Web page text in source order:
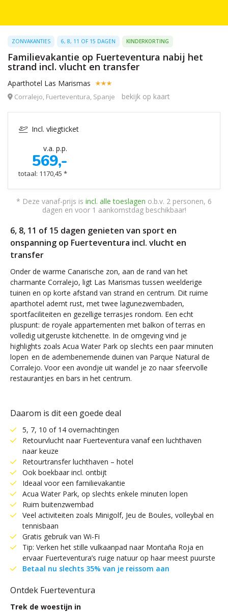
ZONVAKANTIES 6, 8, 11 OF 15 DAGEN KINDERKORTING
Familievakantie op Fuerteventura nabij het
strand incl. vlucht en transfer
Aparthotel Las Marismas
Corralejo, Fuerteventura, Spanje bekijk op kaart
Incl. vliegticket
v.a. p.p.
569,-
totaal: 1170,45 *
* Deze vanaf-prijs is incl. alle toeslagen o.b.v. 2 personen, 6
dagen en voor 1 aankomstdag beschikbaar!
6, 8, 11 of 15 dagen genieten van sport en
onspanning op Fuerteventura incl. vlucht en
transfer
Onder de warme Canarische zon, aan de rand van het
charmante Corralejo, ligt Las Marismas tussen weelderige
tuinen en op korte afstand van strand en centrum. Dit ruime
aparthotel ademt rust, met twee lagunezwembaden,
sportfaciliteiten en gezellige terrasjes rondom. Een echt
pluspunt: de royale appartementen met balkon of terras en
volledig uitgeruste kitchenette. In de omgeving vind je
highlights zoals Acua Water Park op slechts een paar minuten
lopen en de adembenemende duinen van Parque Natural de
Corralejo. Voor een avondje uit wandel je zo naar sfeervolle
restaurantjes en bars in het centrum.
Daarom is dit een goede deal
5, 7, 10 of 14 overnachtingen
Retourvlucht naar Fuerteventura vanaf een luchthaven
naar keuze
Retourtransfer luchthaven – hotel
Ook boekbaar incl. ontbijt
Ideaal voor een familievakantie
Acua Water Park, op slechts enkele minuten lopen
Ruim buitenzwembad
Veel activiteiten zoals Minigolf, Jeu de Boules, volleybal en
tennisbaan
Gratis gebruik van Wi-Fi
Tip: Verken het stille vulkaanpad naar Montaña Roja en
ervaar Fuerteventura’s ruige natuur op haar meest puurste
Betaal nu slechts 35% van je reissom aan
Ontdek Fuerteventura
Trek de woestijn in